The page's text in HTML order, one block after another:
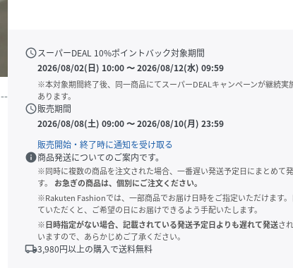
--
scheduleスーパーDEAL 10%ポイントバック対象期間
2026/08/02(日) 10:00〜2026/08/12(水) 09:59
※本対象期間終了後、同一商品にてスーパーDEALキャンペーンが継続実
あります。
schedule販売期間
2026/08/08(土) 09:00〜2026/08/10(月) 23:59
販売開始・終了時に通知を受け取る
info商品発送についてのご案内です。
※同時に複数の商品を注文された場合、一番遅い発送予定日にまとめて
す。
お急ぎの商品は、個別にご注文ください。
※Rakuten Fashionでは、一部商品でお届け日時をご指定いただけます
ていただくと、ご希望の日にお届けできるよう手配いたします。
※日時指定がない場合、記載されている発送予定日よりも遅れて発送さ
いますので、あらかじめご了承ください。
local_shipping3,980円以上の購入で送料無料